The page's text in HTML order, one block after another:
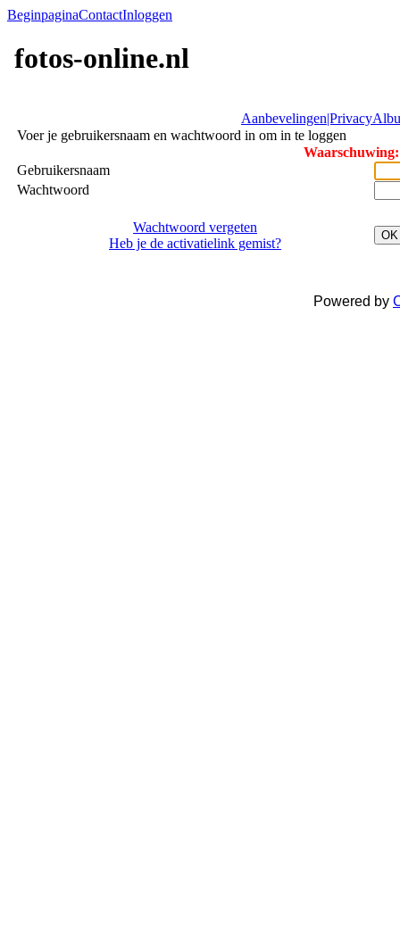
BeginpaginaContactInloggen
fotos-online.nl
Aanbevelingen|Privacy
Voer je gebruikersnaam en wachtwoord in om in te loggen
Gebruikersnaam
Wachtwoord
Wachtwoord vergeten
Heb je de activatielink gemist?
OK
Powered by